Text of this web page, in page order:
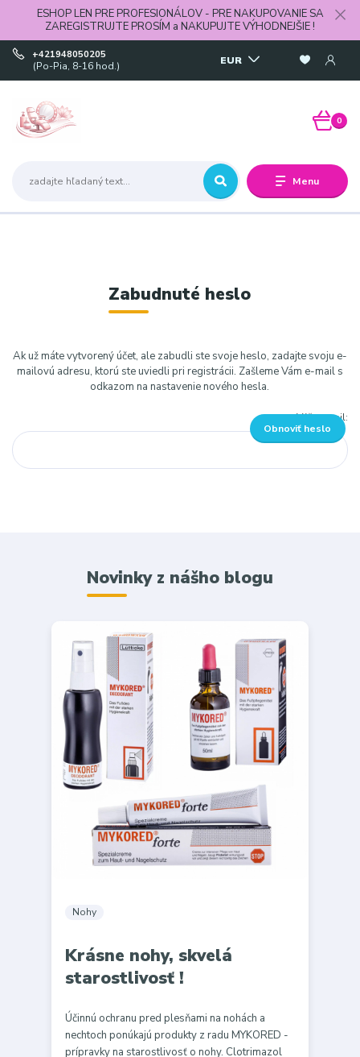
ESHOP LEN PRE PROFESIONÁLOV - PRE NAKUPOVANIE SA
ZAREGISTRUJTE PROSÍM a NAKUPUJTE VÝHODNEJŠIE !
Menu
EUR
+421948050205
(Po-Pia, 8-16 hod.)
0
Zabudnuté heslo
Ak už máte vytvorený účet, ale zabudli ste svoje heslo, zadajte svoju e-
mailovú adresu, ktorú ste uviedli pri registrácii. Zašleme Vám e-mail s
odkazom na nastavenie nového hesla.
Váš e-mail:
Obnoviť heslo
Novinky z nášho blogu
Nohy
Krásne nohy, skvelá
starostlivosť !
Účinnú ochranu pred plesňami na nohách a
nechtoch ponúkajú produkty z radu MYKORED -
prípravky na starostlivosť o nohy. Clotrimazol